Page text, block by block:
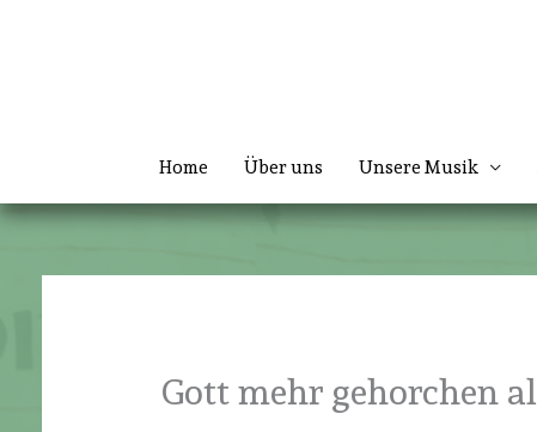
Home Über uns Unsere Musik
Gott mehr gehorchen